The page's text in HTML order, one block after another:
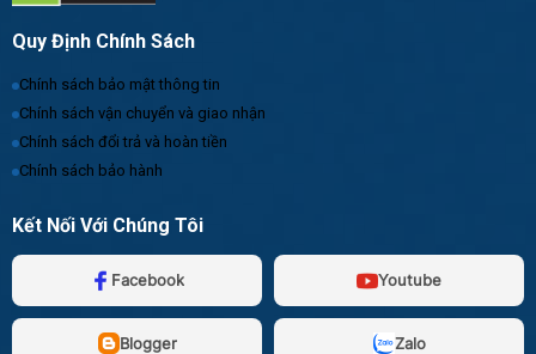
Quy Định Chính Sách
Chính sách bảo mật thông tin
Chính sách vận chuyển và giao nhận
Chính sách đổi trả và hoàn tiền
Chính sách bảo hành
Kết Nối Với Chúng Tôi
Facebook Youtube
Blogger Zalo